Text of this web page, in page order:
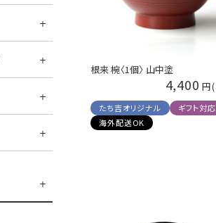
根来 椀〈1個〉 山中塗
4,400
たち吉オリジナル
ギフト対応
海外配送OK